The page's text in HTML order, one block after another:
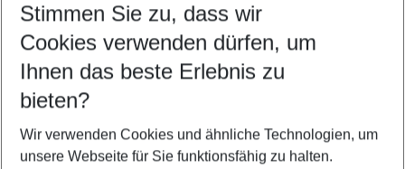
Customize your offer
Find the perfect deal which suits your best
Your departure airport
Any airport
Select your date range
11/08/26–09/08/27 5-8 nights
Stimmen Sie zu, dass wir
Cookies verwenden dürfen, um
Ihnen das beste Erlebnis zu
bieten?
Wir verwenden Cookies und ähnliche Technologien, um
unsere Webseite für Sie funktionsfähig zu halten.